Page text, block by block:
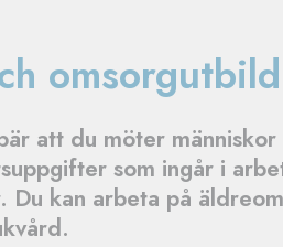
att du möter
som ingår i
Du kan arbeta på